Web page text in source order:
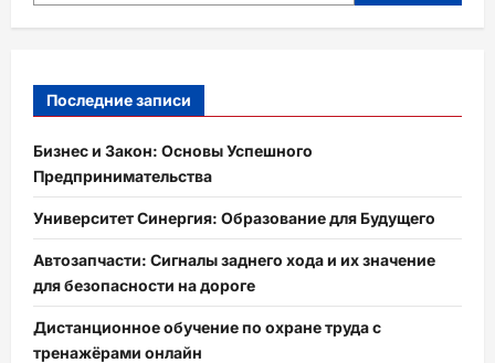
Последние записи
Бизнес и Закон: Основы Успешного
Предпринимательства
Университет Синергия: Образование для Будущего
Автозапчасти: Сигналы заднего хода и их значение
для безопасности на дороге
Дистанционное обучение по охране труда с
тренажёрами онлайн